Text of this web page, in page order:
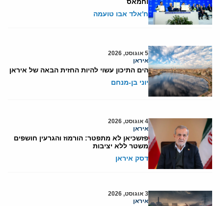
ח'אלד אבו טועמה
5 אוגוסט, 2026
איראן
הים התיכון עשוי להיות החזית הבאה של איראן
יוני בן-מנחם
4 אוגוסט, 2026
איראן
פזשכיאן לא מתפטר: הורמוז והגרעין חושפים
משטר ללא יציבות
דסק איראן
3 אוגוסט, 2026
איראן